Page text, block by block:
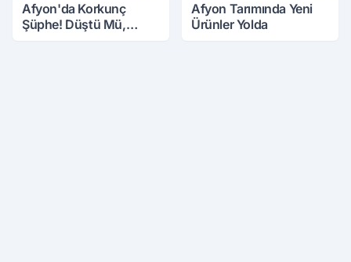
Afyon'da Korkunç
Şüphe! Düştü Mü,
Afyon Tarımında Yeni
Ürünler Yolda